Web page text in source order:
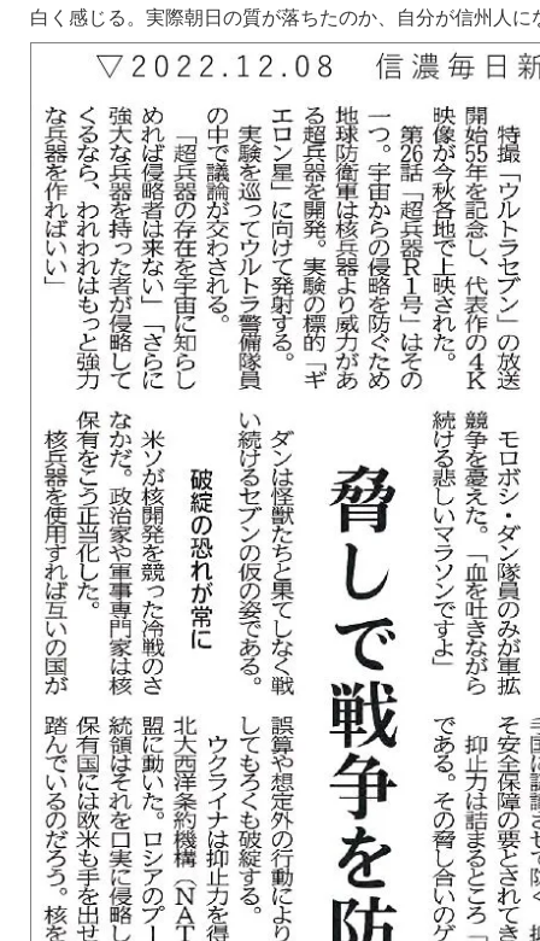
白く感じる。実際朝日の質が落ちたのか、自分が信州人に